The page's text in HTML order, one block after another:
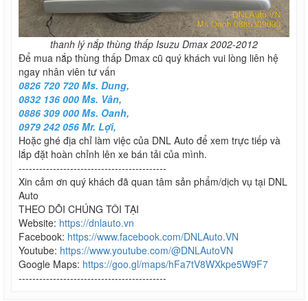
thanh lý nắp thùng thấp Isuzu Dmax 2002-2012
Để mua nắp thùng thấp Dmax cũ quý khách vui lòng liên hệ
ngay nhân viên tư vấn
0826 720 720 Ms. Dung,
0832 136 000 Ms. Vân,
0886 309 000 Ms. Oanh,
0979 242 056 Mr. Lợi,
Hoặc ghé địa chỉ làm việc của DNL Auto để xem trực tiếp và
lắp đặt hoàn chỉnh lên xe bán tải của mình.
-------------------------------------------
Xin cảm ơn quý khách đã quan tâm sản phẩm/dịch vụ tại DNL
Auto
THEO DÕI CHÚNG TÔI TẠI
Website: https://dnlauto.vn
Facebook: https://www.facebook.com/DNLAuto.VN
Youtube: https://www.youtube.com/@DNLAutoVN
Google Maps: https://goo.gl/maps/hFa7tV8WXkpe5W9F7
-------------------------------------------